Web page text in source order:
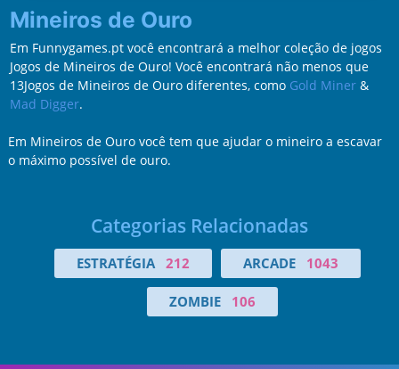
Mineiros de Ouro
Em Funnygames.pt você encontrará a melhor coleção de jogos
Jogos de Mineiros de Ouro! Você encontrará não menos que
13Jogos de Mineiros de Ouro diferentes, como Gold Miner&
Mad Digger.
Em Mineiros de Ouro você tem que ajudar o mineiro a escavar
o máximo possível de ouro.
Categorias Relacionadas
ESTRATÉGIA 212 ARCADE 1043
ZOMBIE 106